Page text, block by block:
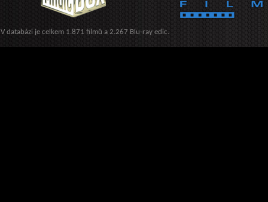
V databázi je celkem 1.871 filmů a 2.267 Blu-ray edic.